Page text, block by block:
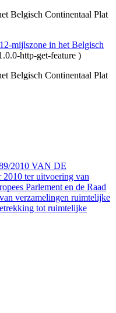
Belgisch Continentaal Plat
mijlszone in het Belgisch
http-get-feature )
Belgisch Continentaal Plat
2010 VAN DE
ter uitvoering van
Parlement en de Raad
verzamelingen ruimtelijke
tot ruimtelijke